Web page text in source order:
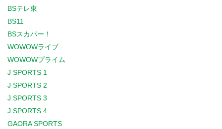
BSテレ東
BS11
BSスカパー！
WOWOWライブ
WOWOWプライム
J SPORTS 1
J SPORTS 2
J SPORTS 3
J SPORTS 4
GAORA SPORTS